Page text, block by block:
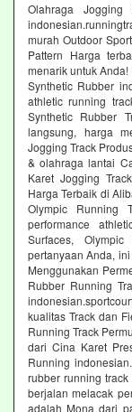
Olahraga
murah Outdoor
Pattern Harga
menarik untuk
Synthetic Rubber
athletic running
Synthetic Rubber
langsung, harga
Jogging Track
& olahraga lantai
Karet Jogging
Harga Terbaik di
Olympic Running
performance
Surfaces,
pertanyaan Anda,
Menggunakan
Rubber Running
kualitas Track dan
Running Track
dari Cina Karet
Running
rubber running
berjalan melacak
adalah Mona dari